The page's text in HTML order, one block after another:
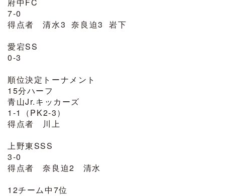
7-0
得点者 清水3 奈良迫3 岩下
愛宕SS
0-3
順位決定トーナメント
15分ハーフ
青山Jr.キッカーズ
1-1（PK2-3）
得点者 川上
上野東SSS
3-0
得点者 奈良迫2 清水
12チーム中7位